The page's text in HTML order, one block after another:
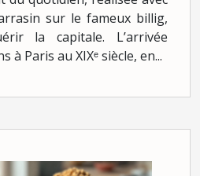
sur le fameux billig,
la capitale. L’arrivée
à Paris au XIXᵉ siècle, en...